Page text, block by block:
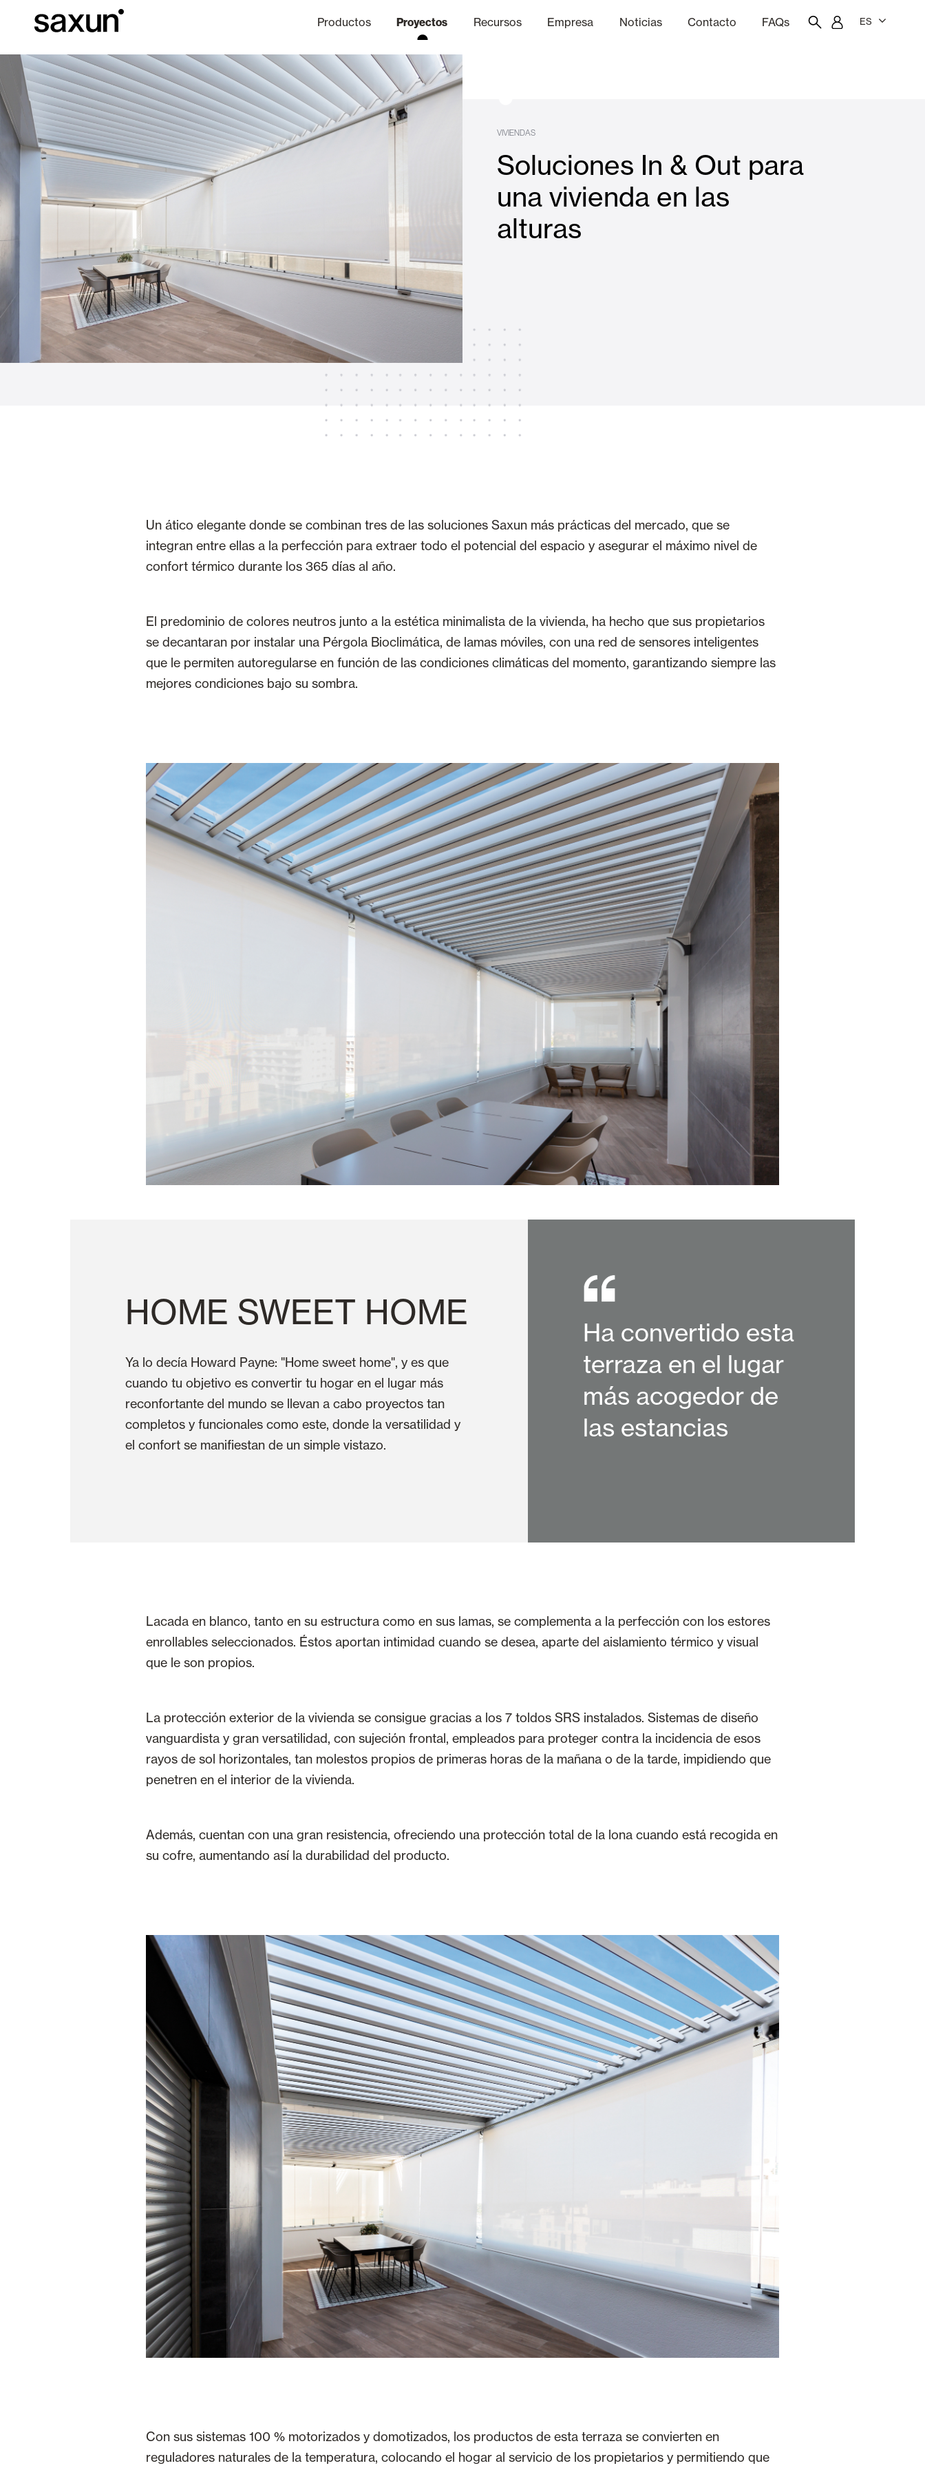
Productos
Persianas enrollables y cajones Cortinas interiores y estores
Cortinas de Cristal Alicantinas y Cortinas exteriores Toldos
VER TODOS LOS PRODUCTOS
Proyectos Recursos
Descargas Información Técnica
Empresa
Sobre Nosotros Canal Ético
Noticias Contacto FAQs ES
VIVIENDAS
Soluciones In & Out para
una vivienda en las
alturas
Un ático elegante donde se combinan tres de las soluciones Saxun más prácticas del mercado, que se
integran entre ellas a la perfección para extraer todo el potencial del espacio y asegurar el máximo nivel de
confort térmico durante los 365 días al año.
El predominio de colores neutros junto a la estética minimalista de la vivienda, ha hecho que sus propietarios
se decantaran por instalar una Pérgola Bioclimática, de lamas móviles, con una red de sensores inteligentes
que le permiten autoregularse en función de las condiciones climáticas del momento, garantizando siempre las
mejores condiciones bajo su sombra.
HOME SWEET HOME
Ya lo decía Howard Payne: "Home sweet home", y es que
cuando tu objetivo es convertir tu hogar en el lugar más
reconfortante del mundo se llevan a cabo proyectos tan
completos y funcionales como este, donde la versatilidad y
el confort se manifiestan de un simple vistazo.
Ha convertido esta
terraza en el lugar
más acogedor de
las estancias
Lacada en blanco, tanto en su estructura como en sus lamas, se complementa a la perfección con los estores
enrollables seleccionados. Éstos aportan intimidad cuando se desea, aparte del aislamiento térmico y visual
que le son propios.
La protección exterior de la vivienda se consigue gracias a los 7 toldos SRS instalados. Sistemas de diseño
vanguardista y gran versatilidad, con sujeción frontal, empleados para proteger contra la incidencia de esos
rayos de sol horizontales, tan molestos propios de primeras horas de la mañana o de la tarde, impidiendo que
penetren en el interior de la vivienda.
Además, cuentan con una gran resistencia, ofreciendo una protección total de la lona cuando está recogida en
su cofre, aumentando así la durabilidad del producto.
Con sus sistemas 100 % motorizados y domotizados, los productos de esta terraza se convierten en
reguladores naturales de la temperatura, colocando el hogar al servicio de los propietarios y permitiendo que